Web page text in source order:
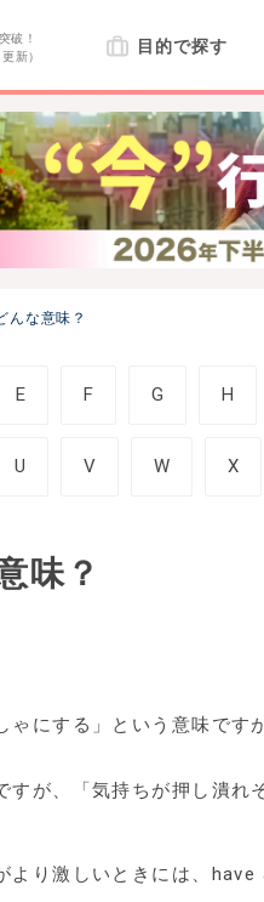
破！
新）
目的で探す
んな意味？
E F G H
U V W X
味？
ゃにする」という意味で
すが、「気持ちが押し潰
より激しいときには、